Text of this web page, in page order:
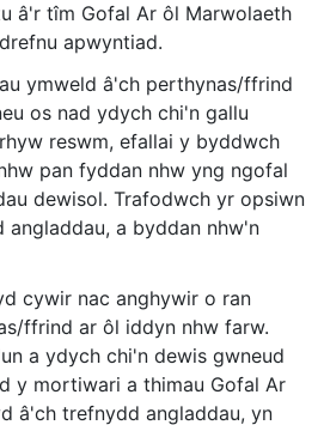
â'r tîm Gofal Ar ôl Marwolaeth
apwyntiad.
ymweld â'ch perthynas/ffrind
os nad ydych chi'n gallu
reswm, efallai y byddwch
pan fyddan nhw yng ngofal
dewisol. Trafodwch yr opsiwn
a byddan nhw'n
cywir nac anghywir o ran
ffrind ar ôl iddyn nhw farw.
a ydych chi'n dewis gwneud
y mortiwari a thimau Gofal Ar
â'ch trefnydd angladdau, yn